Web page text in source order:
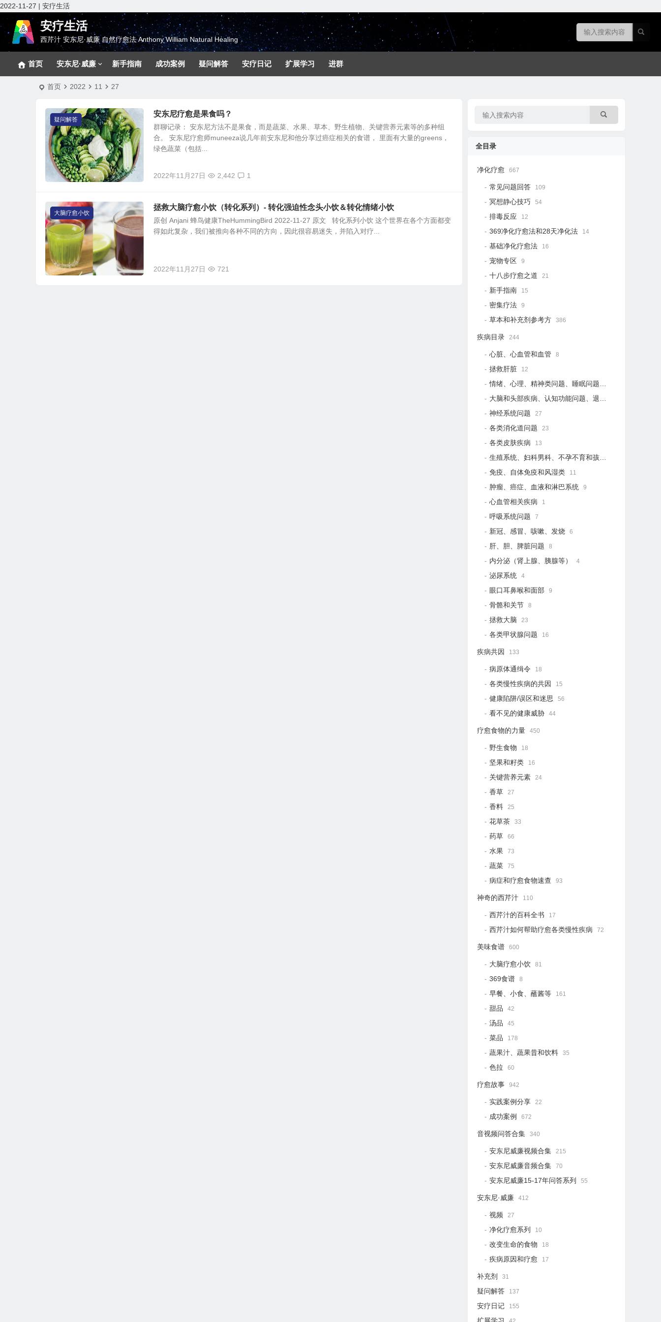
2022-11-27 | 安疗生活
安疗生活
西芹汁 安东尼·威廉 自然疗愈法 Anthony William Natural Healing
首页 安东尼·威廉 新手指南 成功案例 疑问解答 安疗日记 扩展学习 进群
首页 2022 11 27
疑问解答
安东尼疗愈是果食吗？
群聊记录： 安东尼方法不是果食，而是蔬菜、水果、草本、野生植物、关键营养元素等的多种组
合。 安东尼疗愈师muneeza说几年前安东尼和他分享过癌症相关的食谱， 里面有大量的greens，
绿色蔬菜（包括...
2022年11月27日 2,442 1
大脑疗愈小饮
拯救大脑疗愈小饮（转化系列）- 转化强迫性念头小饮＆转化情绪小饮
原创 Anjani 蜂鸟健康TheHummingBird 2022-11-27 原文 转化系列小饮 这个世界在各个方面都变
得如此复杂，我们被推向各种不同的方向，因此很容易迷失，并陷入对疗...
2022年11月27日 721
全目录
净化疗愈 667
常见问题回答 109
冥想静心技巧 54
排毒反应 12
369净化疗愈法和28天净化法 14
基础净化疗愈法 16
宠物专区 9
十八步疗愈之道 21
新手指南 15
密集疗法 9
草本和补充剂参考方 386
疾病目录 244
心脏、心血管和血管 8
拯救肝脏 12
情绪、心理、精神类问题、睡眠问题 18
大脑和头部疾病、认知功能问题、退行性疾病
神经系统问题 27
各类消化道问题 23
各类皮肤疾病 13
生殖系统、妇科男科、不孕不育和孩子健康
免疫、自体免疫和风湿类 11
肿瘤、癌症、血液和淋巴系统 9
心血管相关疾病 1
呼吸系统问题 7
新冠、感冒、咳嗽、发烧 6
肝、胆、脾脏问题 8
内分泌（肾上腺、胰腺等） 4
泌尿系统 4
眼口耳鼻喉和面部 9
骨骼和关节 8
拯救大脑 23
各类甲状腺问题 16
疾病共因 133
病原体通缉令 18
各类慢性疾病的共因 15
健康陷阱/误区和迷思 56
看不见的健康威胁 44
疗愈食物的力量 450
野生食物 18
坚果和籽类 16
关键营养元素 24
香草 27
香料 25
花草茶 33
药草 66
水果 73
蔬菜 75
病症和疗愈食物速查 93
神奇的西芹汁 110
西芹汁的百科全书 17
西芹汁如何帮助疗愈各类慢性疾病 72
美味食谱 600
大脑疗愈小饮 81
369食谱 8
早餐、小食、蘸酱等 161
甜品 42
汤品 45
菜品 178
蔬果汁、蔬果昔和饮料 35
色拉 60
疗愈故事 942
实践案例分享 22
成功案例 672
音视频问答合集 340
安东尼威廉视频合集 215
安东尼威廉音频合集 70
安东尼威廉15-17年问答系列 55
安东尼·威廉 412
视频 27
净化疗愈系列 10
改变生命的食物 18
疾病原因和疗愈 17
补充剂 31
疑问解答 137
安疗日记 155